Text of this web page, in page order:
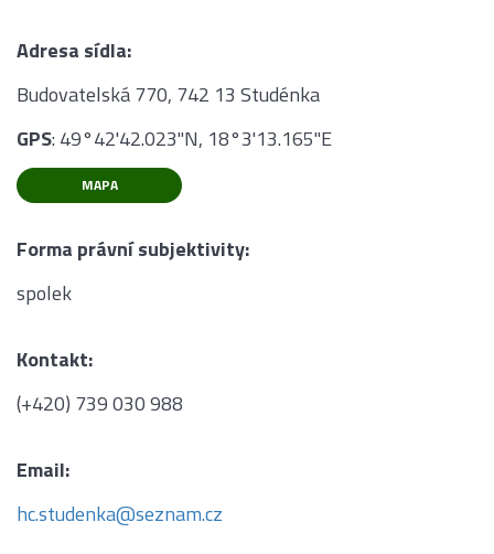
Adresa sídla:
Budovatelská 770, 742 13 Studénka
GPS: 49°42'42.023"N, 18°3'13.165"E
MAPA
Forma právní subjektivity:
spolek
Kontakt:
(+420) 739 030 988
Email:
hc.studenka@seznam.cz